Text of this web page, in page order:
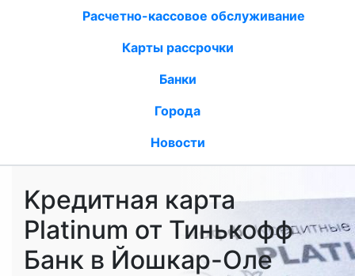
Расчетно-кассовое обслуживание
Карты рассрочки
Банки
Города
Новости
Kредитная карта
Platinum от Тинькофф
Банк в Йошкар-Оле